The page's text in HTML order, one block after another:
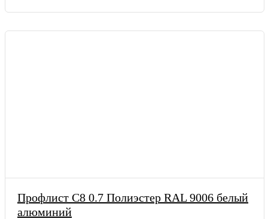
Профлист С8 0.7 Полиэстер RAL 9006 белый
алюминий